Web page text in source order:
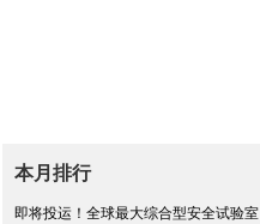
本月排行
即将投运！全球最大综合型安全试验室